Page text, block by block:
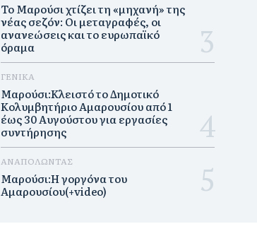
Το Μαρούσι χτίζει τη «μηχανή» της
νέας σεζόν: Οι μεταγραφές, οι
ανανεώσεις και το ευρωπαϊκό
όραμα
ΓΕΝΙΚΑ
Μαρούσι:Κλειστό το Δημοτικό
Κολυμβητήριο Αμαρουσίου από 1
έως 30 Αυγούστου για εργασίες
συντήρησης
ΑΝΑΠΟΛΩΝΤΑΣ
Μαρούσι:H γοργόνα του
Αμαρουσίου(+video)